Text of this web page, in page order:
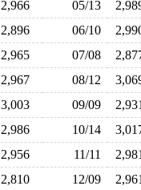
2,966 05/13
2,896 06/10
2,965 07/08
2,967 08/12
3,003 09/09
2,986 10/14
2,956 11/11
2,810 12/09